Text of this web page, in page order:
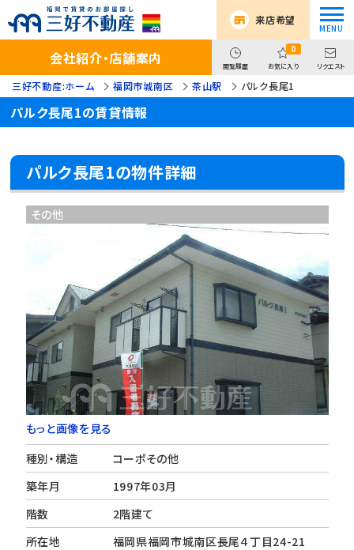
来店希望
会社紹介・店舗案内 閲覧履歴
0
お気に入り リクエスト
三好不動産:ホーム 福岡市城南区 茶山駅 パルク長尾1
パルク長尾1の賃貸情報
パルク長尾1の物件詳細
その他
もっと画像を見る
種別・構造
コーポその他
築年月
1997年03月
階数
2階建て
所在地
福岡県福岡市城南区長尾４丁目24-21